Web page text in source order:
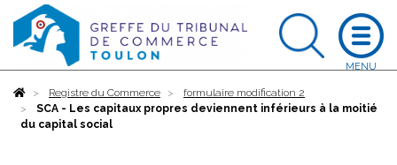
AccueilRegistre du Commerce
formulaire modification 2
SCA - Les capitaux propres deviennent inférieurs à la moitié
du capital social